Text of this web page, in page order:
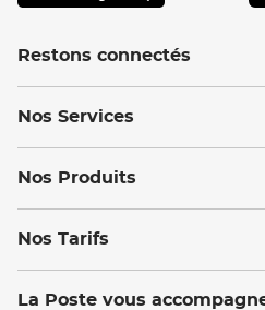
Restons connectés
Nos Services
Nos Produits
Nos Tarifs
La Poste vous